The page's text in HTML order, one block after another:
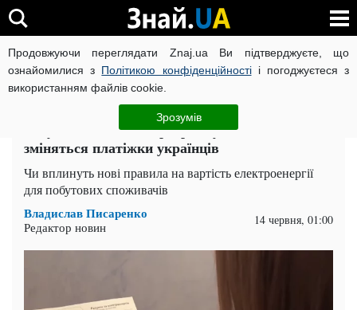
Продовжуючи переглядати Znaj.ua Ви підтверджуєте, що
ознайомилися з Політикою конфіденційностіі погоджуєтеся з
використанням файлів cookie.
Зрозумів
ВІЙНА РОСІЇ ПРОТИ УКРАЇНИ КОРОНАВІРУС В УКРАЇНІ
Суспільство ЧИТАТЬ НА РУССКОМ
Запуск спільного енергоринку з ЄС: як
зміняться платіжки українців
Чи вплинуть нові правила на вартість електроенергії
для побутових споживачів
Владислав Писаренко
Редактор новин 14 червня, 01:00